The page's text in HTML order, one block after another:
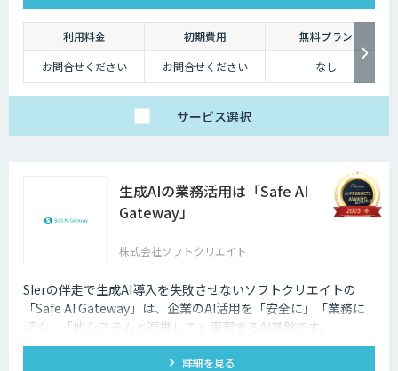
利用料金 初期費用
無料プラン
お問合せください
お問合せください なし
サービス選択
生成AIの業務活用は「Safe AI
Gateway」
株式会社ソフトクリエイト
SIerの伴走で生成AI導入を失敗させないソフトクリエイトの
「Safe AI Gateway」は、企業のAI活用を「安全に」「業務に
深く」「他システムと連携して」実現するAI基盤です。
kintone・Salesforce連携にも対応します。
詳細を見る